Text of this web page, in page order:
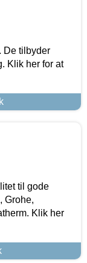
De tilbyder
Klik her for at
til gode
Grohe,
Klik her